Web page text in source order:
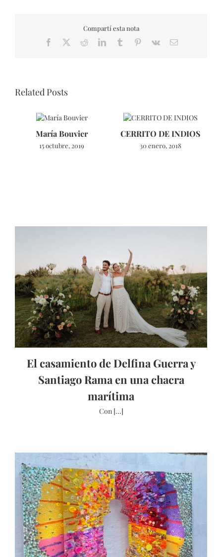
Compartí esta nota
Facebook RedditLinkedInTumblr Pinterest
Vk Email
Related Posts
María Bouvier
15 octubre, 2019
CERRITO DE INDIOS
30 enero, 2018
El casamiento de Delfina Guerra y
Santiago Rama en una chacra
marítima
Con [...]